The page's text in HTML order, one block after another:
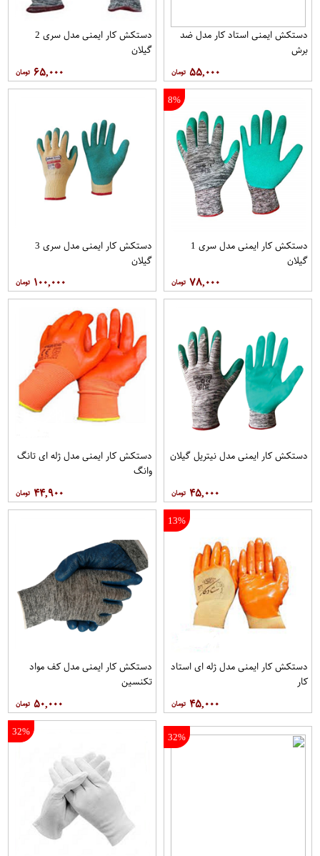
دستکش ایمنی استاد کار مدل ضد
برش
۵۵,۰۰۰
دستکش کار ایمنی مدل سری 2
گیلان
۶۵,۰۰۰
8%
دستکش کار ایمنی مدل سری 1
گیلان
۷۸,۰۰۰
دستکش کار ایمنی مدل سری 3
گیلان
۱۰۰,۰۰۰
دستکش کار ایمنی مدل نیتریل گیلان
۴۵,۰۰۰
دستکش کار ایمنی مدل ژله ای تانگ
وانگ
۴۴,۹۰۰
13%
دستکش کار ایمنی مدل ژله ای استاد
کار
۴۵,۰۰۰
دستکش کار ایمنی مدل کف مواد
تکنسین
۵۰,۰۰۰
32%
32%